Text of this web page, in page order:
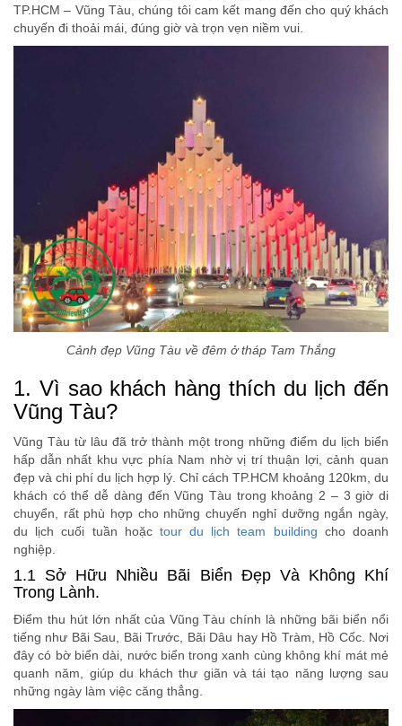
TP.HCM – Vũng Tàu, chúng tôi cam kết mang đến cho quý khách
chuyến đi thoải mái, đúng giờ và trọn vẹn niềm vui.
Cảnh đẹp Vũng Tàu về đêm ở tháp Tam Thắng
1. Vì sao khách hàng thích du lịch đến
Vũng Tàu?
Vũng Tàu từ lâu đã trở thành một trong những điểm du lịch biển
hấp dẫn nhất khu vực phía Nam nhờ vị trí thuận lợi, cảnh quan
đẹp và chi phí du lịch hợp lý. Chỉ cách TP.HCM khoảng 120km, du
khách có thể dễ dàng đến Vũng Tàu trong khoảng 2 – 3 giờ di
chuyển, rất phù hợp cho những chuyến nghỉ dưỡng ngắn ngày,
du lịch cuối tuần hoặc tour du lịch team building cho doanh
nghiệp.
1.1 Sở Hữu Nhiều Bãi Biển Đẹp Và Không Khí
Trong Lành.
Điểm thu hút lớn nhất của Vũng Tàu chính là những bãi biển nổi
tiếng như Bãi Sau, Bãi Trước, Bãi Dâu hay Hồ Tràm, Hồ Cốc. Nơi
đây có bờ biển dài, nước biển trong xanh cùng không khí mát mẻ
quanh năm, giúp du khách thư giãn và tái tạo năng lượng sau
những ngày làm việc căng thẳng.